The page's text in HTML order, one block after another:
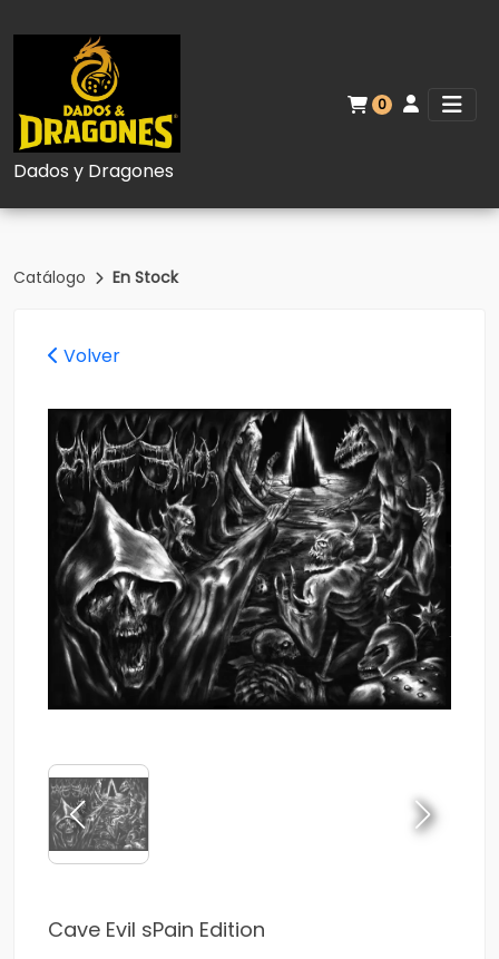
Dados y Dragones
0
Catálogo En Stock
Volver
Cave Evil sPain Edition